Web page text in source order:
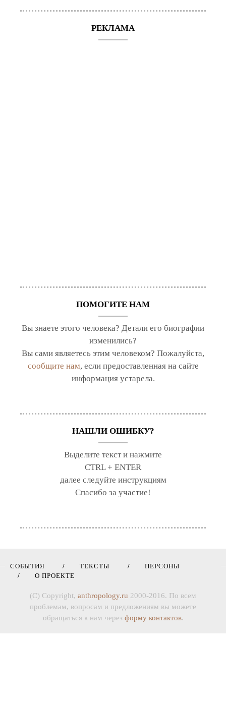
РЕКЛАМА
ПОМОГИТЕ НАМ
Вы знаете этого человека? Детали его биографии
изменились?
Вы сами являетесь этим человеком? Пожалуйста,
сообщите нам, если предоставленная на сайте
информация устарела.
НАШЛИ ОШИБКУ?
Выделите текст и нажмите
CTRL + ENTER
далее следуйте инструкциям
Спасибо за участие!
СОБЫТИЯ ТЕКСТЫ
ПЕРСОНЫ
О ПРОЕКТЕ
(C) Copyright, anthropology.ru 2000-2016. По всем
проблемам, вопросам и предложениям вы можете
обращаться к нам через форму контактов.